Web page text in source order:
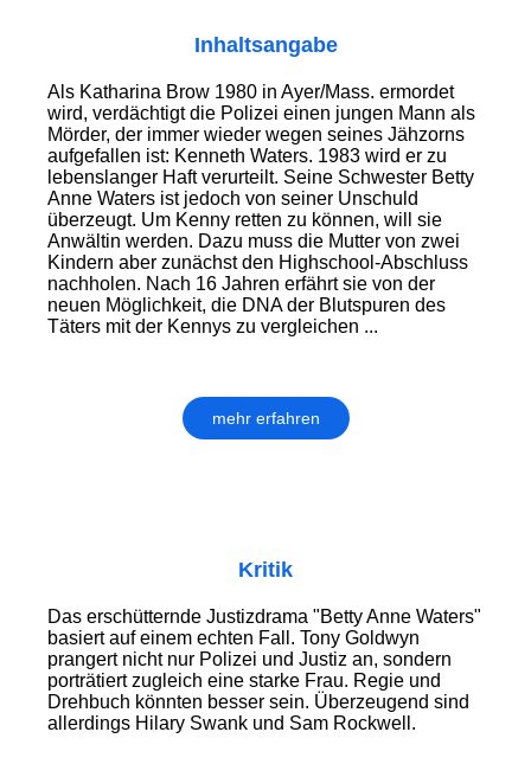
Inhaltsangabe
Als Katharina Brow 1980 in Ayer/Mass. ermordet
wird, verdächtigt die Polizei einen jungen Mann als
Mörder, der immer wieder wegen seines Jähzorns
aufgefallen ist: Kenneth Waters. 1983 wird er zu
lebens­langer Haft verurteilt. Seine Schwester Betty
Anne Waters ist jedoch von seiner Unschuld
überzeugt. Um Kenny retten zu können, will sie
Anwältin werden. Dazu muss die Mutter von zwei
Kindern aber zunächst den Highschool-Abschluss
nachholen. Nach 16 Jahren erfährt sie von der
neuen Möglich­keit, die DNA der Blutspuren des
Täters mit der Kennys zu vergleichen ...
mehr erfahren
Kritik
Das erschütternde Justizdrama "Betty Anne Waters"
basiert auf einem echten Fall. Tony Goldwyn
prangert nicht nur Polizei und Justiz an, sondern
porträtiert zugleich eine starke Frau. Regie und
Drehbuch könnten besser sein. Überzeugend sind
allerdings Hilary Swank und Sam Rockwell.